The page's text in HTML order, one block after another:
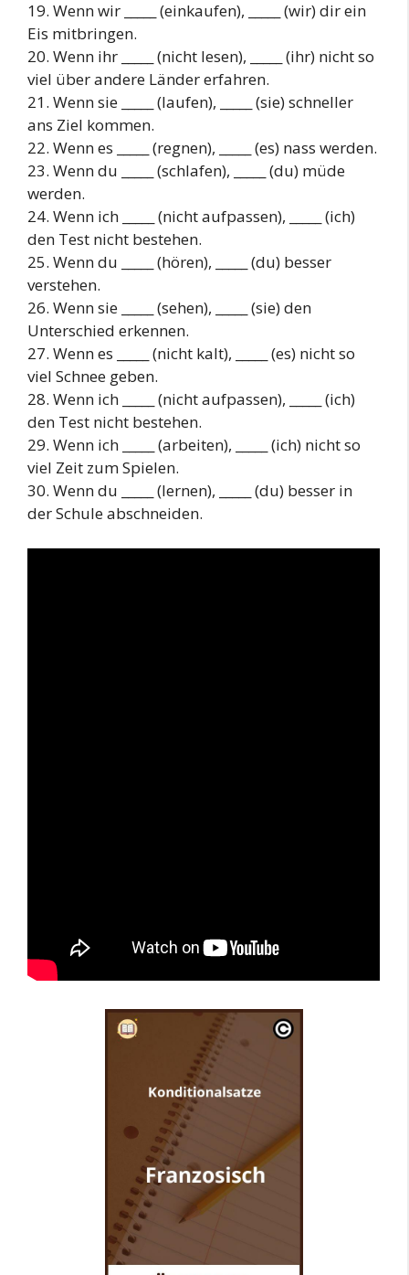
19. Wenn wir _____ (einkaufen), _____ (wir) dir ein
Eis mitbringen.
20. Wenn ihr _____ (nicht lesen), _____ (ihr) nicht so
viel über andere Länder erfahren.
21. Wenn sie _____ (laufen), _____ (sie) schneller
ans Ziel kommen.
22. Wenn es _____ (regnen), _____ (es) nass werden.
23. Wenn du _____ (schlafen), _____ (du) müde
werden.
24. Wenn ich _____ (nicht aufpassen), _____ (ich)
den Test nicht bestehen.
25. Wenn du _____ (hören), _____ (du) besser
verstehen.
26. Wenn sie _____ (sehen), _____ (sie) den
Unterschied erkennen.
27. Wenn es _____ (nicht kalt), _____ (es) nicht so
viel Schnee geben.
28. Wenn ich _____ (nicht aufpassen), _____ (ich)
den Test nicht bestehen.
29. Wenn ich _____ (arbeiten), _____ (ich) nicht so
viel Zeit zum Spielen.
30. Wenn du _____ (lernen), _____ (du) besser in
der Schule abschneiden.